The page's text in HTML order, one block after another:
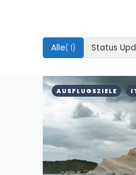
Alle( 1) Status
AUSFLUGSZIELE